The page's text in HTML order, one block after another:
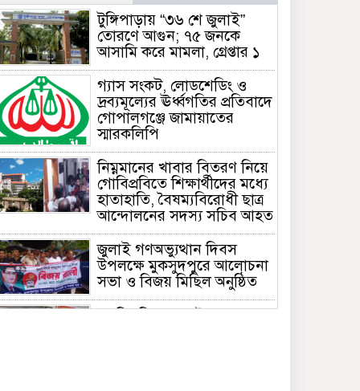
টুঙ্গিপাড়ায় “৩৬ শে জুলাই”
তোরণে আগুন; ৭৫ জনকে
আসামি করে মামলা, গ্রেপ্তার ১
গ্যাস সংকট, লোডশেডিং ও
দ্রব্যমূল্যের ঊর্ধ্বগতির প্রতিবাদে
গোপালগঞ্জে জামায়াতের
স্মারকলিপি
নিম্নমানের খাবার বিতরণ নিয়ে
গোবিপ্রবিতে শিক্ষার্থীদের মধ্যে
হাতাহাতি, বৈষম্যবিরোধী ছাত্র
আন্দোলনের সদস্য সচিব আহত
জুলাই গণঅভ্যুত্থান দিবস
উপলক্ষে মুকসুদপুরে আলোচনা
সভা ও বিজয় মিছিল অনুষ্ঠিত
গোবিপ্রবিতে জুলাই